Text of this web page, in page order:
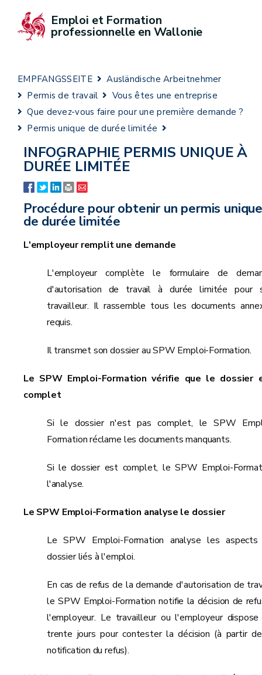
Emploi et Formation
professionnelle en Wallonie
EMPFANGSSEITE
Ausländische Arbeitnehmer
Permis de travail
Vous êtes une entreprise
Que devez-vous faire pour une première demande ?
Permis unique de durée limitée
INFOGRAPHIE PERMIS UNIQUE À
DURÉE LIMITÉE
Procédure pour obtenir un permis unique
de durée limitée
L'employeur remplit une demande
L'employeur complète le formulaire de
d'autorisation de travail à durée limitée pour
travailleur. Il rassemble tous les documents
requis.
Il transmet son dossier au SPW Emploi-Formation.
Le SPW Emploi-Formation vérifie que le dossier
complet
Si le dossier n'est pas complet, le SPW
Formation réclame les documents manquants.
Si le dossier est complet, le SPW Emploi-
l'analyse.
Le SPW Emploi-Formation analyse le dossier
Le SPW Emploi-Formation analyse les aspects
dossier liés à l'emploi.
En cas de refus de la demande d'autorisation de
le SPW Emploi-Formation notifie la décision de
l'employeur. Le travailleur ou l'employeur
trente jours pour contester la décision (à partir
notification du refus).